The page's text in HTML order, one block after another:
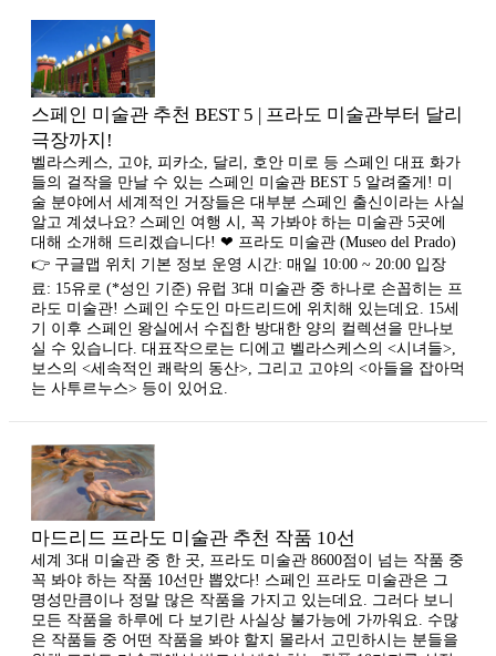
스페인 미술관 추천 BEST 5 | 프라도 미술관부터 달리
극장까지!
벨라스케스, 고야, 피카소, 달리, 호안 미로 등 스페인 대표 화가
들의 걸작을 만날 수 있는 스페인 미술관 BEST 5 알려줄게! 미
술 분야에서 세계적인 거장들은 대부분 스페인 출신이라는 사실
알고 계셨나요? 스페인 여행 시, 꼭 가봐야 하는 미술관 5곳에
대해 소개해 드리겠습니다! ❤ 프라도 미술관 (Museo del Prado)
👉 구글맵 위치 기본 정보 운영 시간: 매일 10:00 ~ 20:00 입장
료: 15유로 (*성인 기준) 유럽 3대 미술관 중 하나로 손꼽히는 프
라도 미술관! 스페인 수도인 마드리드에 위치해 있는데요. 15세
기 이후 스페인 왕실에서 수집한 방대한 양의 컬렉션을 만나보
실 수 있습니다. 대표작으로는 디에고 벨라스케스의 <시녀들>,
보스의 <세속적인 쾌락의 동산>, 그리고 고야의 <아들을 잡아먹
는 사투르누스> 등이 있어요.
마드리드 프라도 미술관 추천 작품 10선
세계 3대 미술관 중 한 곳, 프라도 미술관 8600점이 넘는 작품 중
꼭 봐야 하는 작품 10선만 뽑았다! 스페인 프라도 미술관은 그
명성만큼이나 정말 많은 작품을 가지고 있는데요. 그러다 보니
모든 작품을 하루에 다 보기란 사실상 불가능에 가까워요. 수많
은 작품들 중 어떤 작품을 봐야 할지 몰라서 고민하시는 분들을